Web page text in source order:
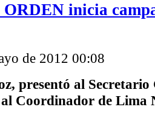
inicia
de 2012 00:08
presentó al Secretario
Coordinador de Lima